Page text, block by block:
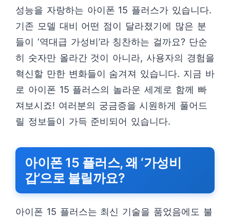
성능을 자랑하는 아이폰 15 플러스가 있습니다.
기존 모델 대비 어떤 점이 달라졌기에 많은 분
들이 ‘역대급 가성비’라 칭찬하는 걸까요? 단순
히 숫자만 올라간 것이 아니라, 사용자의 경험을
혁신할 만한 변화들이 숨겨져 있습니다. 지금 바
로 아이폰 15 플러스의 놀라운 세계로 함께 빠
져보시죠! 여러분의 궁금증을 시원하게 풀어드
릴 정보들이 가득 준비되어 있습니다.
아이폰 15 플러스, 왜 ‘가성비
갑’으로 불릴까요?
아이폰 15 플러스는 최신 기술을 품었음에도 불